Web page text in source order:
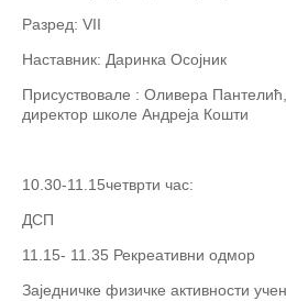
Разред: VII
Наставник: Даринка Осојник
Присуствовале : Оливера
директор школе Андреја Кошти
10.30-11.15четврти час:
ДСП
11.15- 11.35 Рекреативни одмор
Заједничке физичке активности